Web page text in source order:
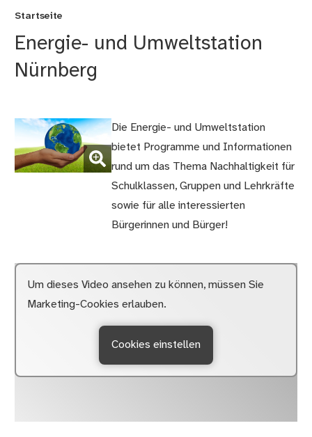
Startseite
Energie- und Umweltstation
Nürnberg
vergrößern)
Die Energie- und Umweltstation
bietet Programme und Informationen
rund um das Thema Nachhaltigkeit für
Schulklassen, Gruppen und Lehrkräfte
sowie für alle interessierten
Bürgerinnen und Bürger!
Um dieses Video ansehen zu können, müssen Sie
Marketing-Cookies erlauben.
Cookies einstellen